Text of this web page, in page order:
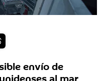
envío de